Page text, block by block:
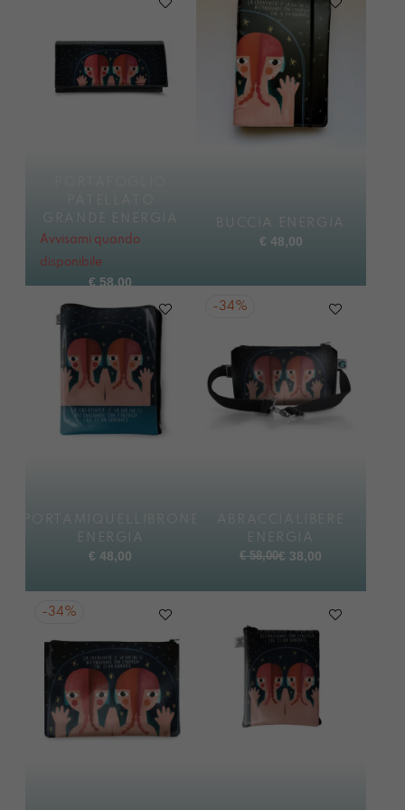
GRANDE ENERGIA
Avvisami quando
disponibile
€ 58,00
BUCCIA ENERGIA
€ 48,00
PORTAMIQUELLIBRONE
ENERGIA
€ 48,00
ABRACCIALIBERE
ENERGIA
€58,00
Il
originale
€ 58,00.
€ 38,00
Il
attuale
€ 38,00.
-34%
-34%